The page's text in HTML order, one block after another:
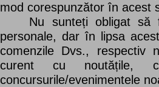
mod corespunzător în acest
Nu sunteți obligat să
personale, dar în lipsa
comenzile Dvs., respectiv
curent cu noutățile,
concursurile/evenimentele